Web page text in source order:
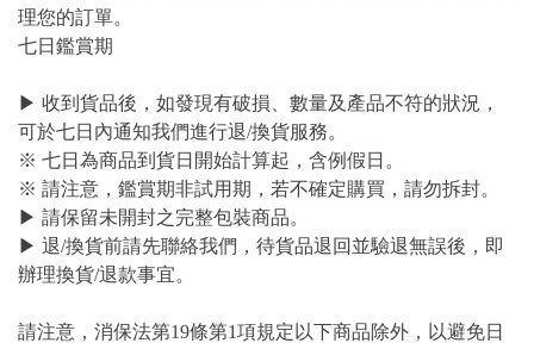
理您的訂單。
七日鑑賞期
▶ 收到貨品後，如發現有破損、數量及產品不符的狀況，
可於七日內通知我們進行退/換貨服務。
※ 七日為商品到貨日開始計算起，含例假日。
※ 請注意，鑑賞期非試用期，若不確定購買，請勿拆封。
▶ 請保留未開封之完整包裝商品。
▶ 退/換貨前請先聯絡我們，待貨品退回並驗退無誤後，即
辦理換貨/退款事宜。
請注意，消保法第19條第1項規定以下商品除外，以避免日